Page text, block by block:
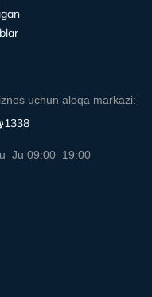
uchun aloqa markazi:
1338
09:00–19:00